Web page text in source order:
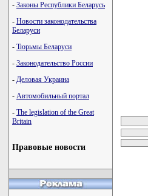
- Законы Республики Беларусь
- Новости законодательства
Беларуси
- Тюрьмы Беларуси
- Законодательство России
- Деловая Украина
- Автомобильный портал
- The legislation of the Great
Britain
Правовые новости